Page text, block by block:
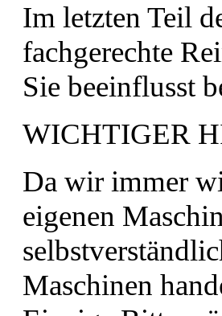
Im letzten Teil
fachgerechte
Sie beeinflusst
WICHTIGER
Da wir immer
eigenen
Maschinen